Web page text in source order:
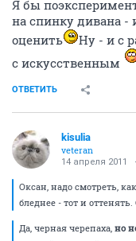
Я бы
на спинку дивана
оценить
Ну - и с
с искусственным
ОТВЕТИТЬ
kisulia
veteran
14 апреля 2011
Оксан, надо смотреть,
бледнее - тот и
Да, черная черепаха, но